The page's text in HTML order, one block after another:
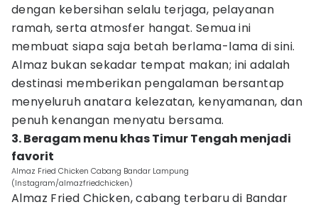
dengan kebersihan selalu terjaga, pelayanan
ramah, serta atmosfer hangat. Semua ini
membuat siapa saja betah berlama-lama di sini.
Almaz bukan sekadar tempat makan; ini adalah
destinasi memberikan pengalaman bersantap
menyeluruh anatara kelezatan, kenyamanan, dan
penuh kenangan menyatu bersama.
3. Beragam menu khas Timur Tengah menjadi
favorit
Almaz Fried Chicken Cabang Bandar Lampung
(Instagram/almazfriedchicken)
Almaz Fried Chicken, cabang terbaru di Bandar